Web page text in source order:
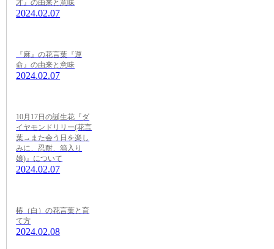
才』の由来と意味
2024.02.07
『麻』の花言葉『運
命』の由来と意味
2024.02.07
10月17日の誕生花『ダ
イヤモンドリリー(花言
葉→また会う日を楽し
みに、忍耐、箱入り
娘)』について
2024.02.07
椿（白）の花言葉と育
て方
2024.02.08